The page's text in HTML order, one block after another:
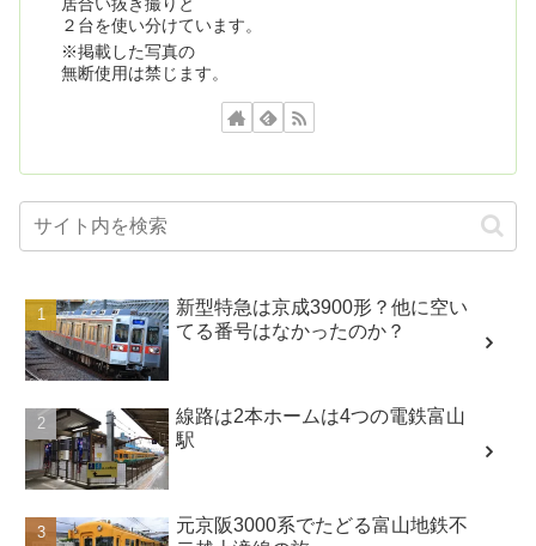
２台を使い分けています。
※掲載した写真の
無断使用は禁じます。
新型特急は京成3900形？他に空い
てる番号はなかったのか？
線路は2本ホームは4つの電鉄富山
駅
元京阪3000系でたどる富山地鉄不